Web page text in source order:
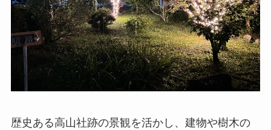
歴史ある高山社跡の景観を活かし、建物や樹木の